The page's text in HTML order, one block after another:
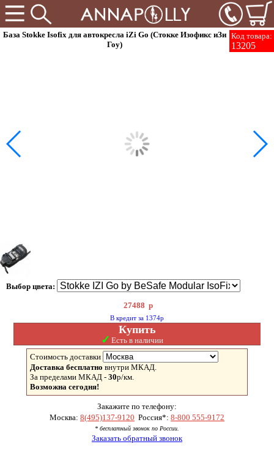
Код товара:
13205
База Stokke Isofix для автокресла iZi Go (Стокке Изофикс иЗи
Гоу)
Выбор цвета:
27488 р
В кредит за 1374р
Купить
✓ Есть в наличии
Стоимость доставки
Доставка бесплатно внутри МКАД.
За пределами МКАД - 30р/км.
Возможна сегодня!
Закажите по телефону:
Москва: 8(495)137-9120 Россия*: 8-800 555-9172
* бесплатный звонок по России.
Заказать обратный звонок